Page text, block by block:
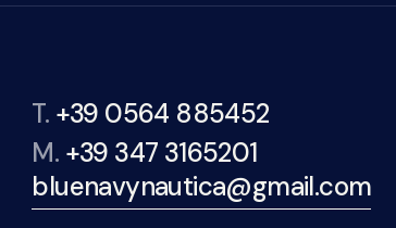
T. +39 0564 885452
M. +39 347 3165201
bluenavynautica@gmail.com